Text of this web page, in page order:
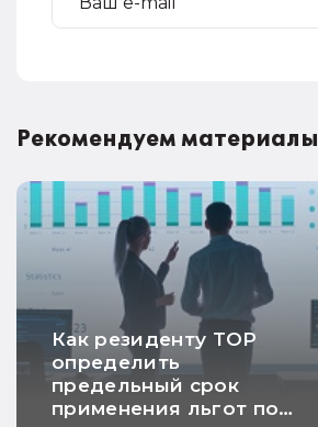
Рекомендуем материалы
Как резиденту ТОР
определить
предельный срок
применения льгот по